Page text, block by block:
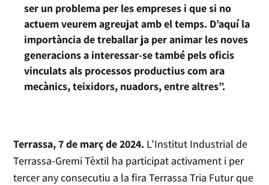
ser un problema per les empreses i que si no
actuem veurem agreujat amb el temps. D’aquí la
importància de treballar ja per animar les noves
generacions a interessar-se també pels oficis
vinculats als processos productius com ara
mecànics, teixidors, nuadors, entre altres”.
Terrassa, 7 de març de 2024. L’Institut Industrial de
Terrassa-Gremi Tèxtil ha participat activament i per
tercer any consecutiu a la fira Terrassa Tria Futur que